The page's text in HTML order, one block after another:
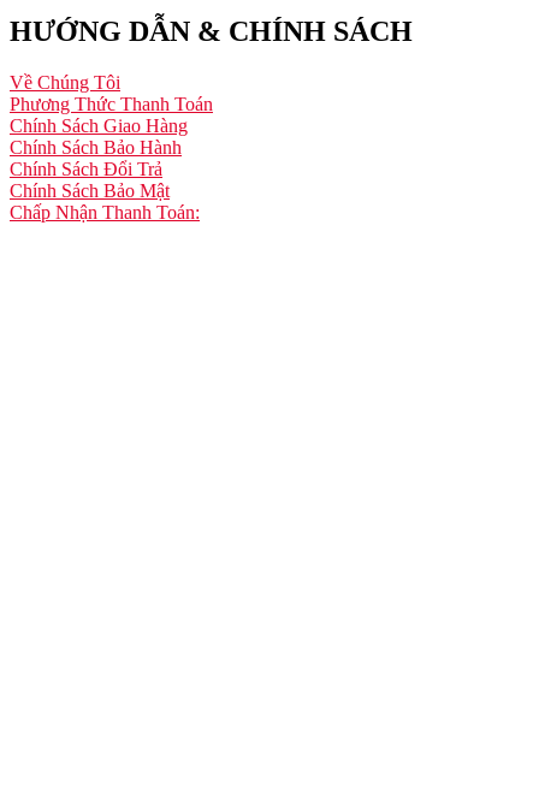
HƯỚNG DẪN & CHÍNH SÁCH
Về Chúng Tôi
Phương Thức Thanh Toán
Chính Sách Giao Hàng
Chính Sách Bảo Hành
Chính Sách Đổi Trả
Chính Sách Bảo Mật
Chấp Nhận Thanh Toán: